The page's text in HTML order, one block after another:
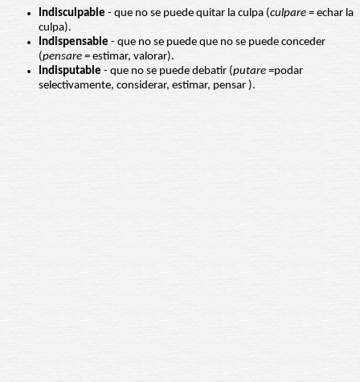
Indisculpable - que no se puede quitar la culpa (culpare = echar la
culpa).
Indispensable - que no se puede que no se puede conceder
(pensare = estimar, valorar).
Indisputable - que no se puede debatir (putare =podar
selectivamente, considerar, estimar, pensar ).